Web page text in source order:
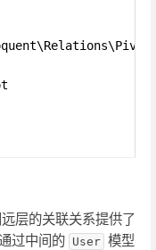
层的关联关系提供了
过中间的 User 模型